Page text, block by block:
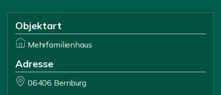
Objektart
Mehrfamilienhaus
Adresse
06406 Bernburg